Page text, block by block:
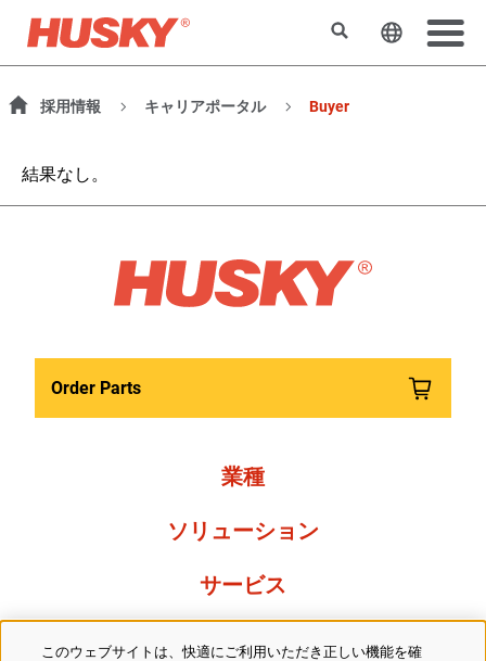
検索 ウェブサ
採用情報 キャリアポータル Buyer
結果なし。
Order Parts
業種
ソリューション
サービス
Resources
このウェブサイトは、快適にご利用いただき正しい機能を確